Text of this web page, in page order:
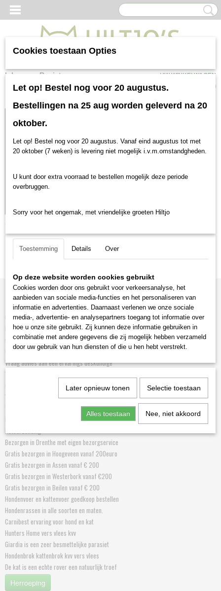
Inloggen Registreren UW WINKELWAGEN
Geen producten (0)
Informatie
Contact Hiltjo Oosterveld van www.voedingvoorhondenkat.nl
Royal Canin voor scherpe prijzen!!!
Over Hiltjo's hondenvoeding en kattenvoer
Gastenboek voor tevreden hondenbaasjes
Vraag advies aan een ervarings deskundige
Weblinks toegevoegd door Hiltjo
Geperste, geëxtrudeerde of geëxpandeerde hondenbrokken
Welk Kattenvoer? Een kat is een carnivoor
Wat is kvv? kvv staat voor kant en klaar...
Retourzending
Bezorgen in Drenthe met eigen bezorgservice
Gratis bezorgen in Hoogeveen vanaf 200euro
Gratis bezorgen in Assen vanaf € 200
Gratis bezorgen in Westerbork vanaf €200
Gratis bezorgen in Beilen vanaf € 200
Hondenvoer en kattenvoer goedkoop bestellen
Hondenrassen in alle soorten en maten.
Carnibest ervaring voor hond en kat
Hunters Home vers vlees kvv
Giardia is een zeer besmettelijke parasiet
Hondenbrok kattenbrok kvv vers vlees
De kat is een echte rover een natuurlijk troef
Herroeping
Cookies toestaan Opties
Let op! Bestel nog voor 20 augustus.
Bestellingen na 25 aug worden geleverd na 20
oktober.
Let op! Bestel nog voor 20 augustus. Vanaf eind augustus tot met
20 oktober (7 weken) is levering niet mogelijk i.v.m.omstandgheden.
U kunt door extra voorraad te bestellen mogelijk deze periode
overbruggen.
Sorry voor het ongemak, met vriendelijke groeten Hiltjo
Toestemming Details Over
Op deze website worden cookies gebruikt
Cookies worden door ons gebruikt voor verkeersanalyse, het
aanbieden van sociale media-functies en het personaliseren van
informatie en advertenties. Daarnaast verlenen we onze sociale
media-, advertentie- en analysepartners toegang tot informatie over
hoe u onze site gebruikt. Zij kunnen deze informatie gebruiken in
combinatie met andere gegevens die zij mogelijk hebben verzameld
door uw gebruik van hun diensten of die u hen hebt verstrekt.
Later opnieuw tonen Selectie toestaan
Alles toestaan Nee, niet akkoord